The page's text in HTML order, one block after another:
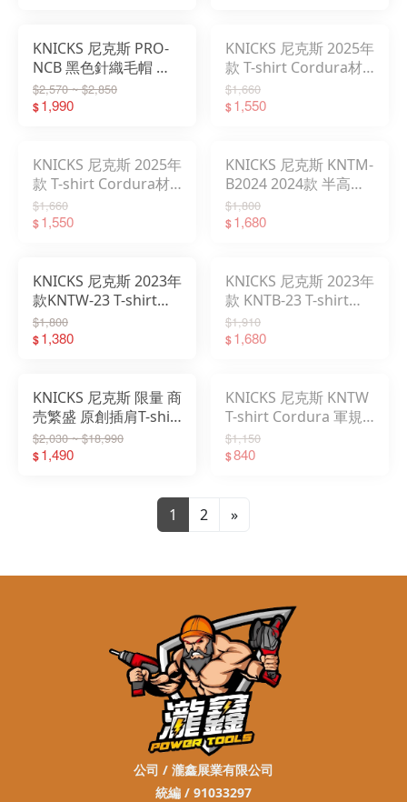
KNICKS 尼克斯 PRO-
NCB 黑色針織毛帽 紫
標
$2,570 ~ $2,850
$1,990
KNICKS 尼克斯 2025年
款 T-shirt Cordura材
質 涼感面料 黑
$1,660
$1,550
KNICKS 尼克斯 2025年
款 T-shirt Cordura材
質 涼感面料 白 預購
$1,660
$1,550
KNICKS 尼克斯 KNTM-
B2024 2024款 半高領
短袖T-shirt
$1,800
$1,680
KNICKS 尼克斯 2023年
款KNTW-23 T-shirt
Cordura材質 白 附發
票
$1,800
$1,380
KNICKS 尼克斯 2023年
款 KNTB-23 T-shirt
Cordura材質 黑 附發
票
$1,910
$1,680
KNICKS 尼克斯 限量 商
売繁盛 原創插肩T-shirt
白黑 黑灰 附發票
$2,030 ~ $18,990
$1,490
KNICKS 尼克斯 KNTW
T-shirt Cordura 軍規
材質 白色 限量發售
$1,150
$840
1 2 »
公司 / 瀧鑫展業有限公司
統編 / 91033297